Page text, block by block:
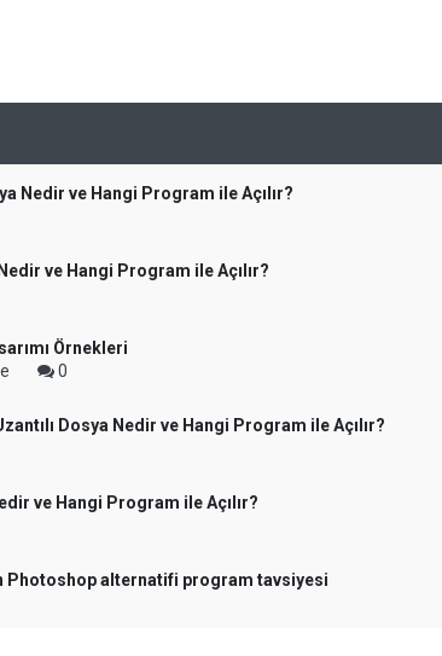
Nedir ve Hangi Program ile Açılır?
ve Hangi Program ile Açılır?
Örnekleri
0
Dosya Nedir ve Hangi Program ile Açılır?
ve Hangi Program ile Açılır?
Photoshop alternatifi program tavsiyesi